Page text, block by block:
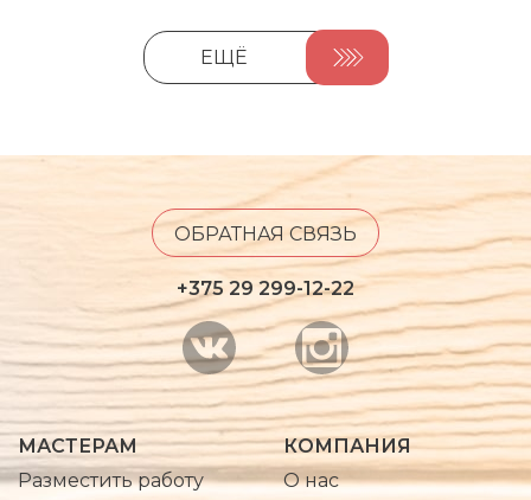
ЕЩЁ
ОБРАТНАЯ СВЯЗЬ
+375 29 299-12-22
МАСТЕРАМ
Разместить работу
КОМПАНИЯ
О нас